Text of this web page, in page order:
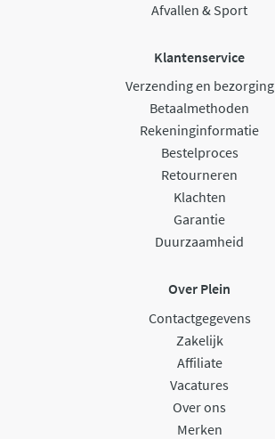
Afvallen & Sport
Klantenservice
Verzending en bezorging
Betaalmethoden
Rekeninginformatie
Bestelproces
Retourneren
Klachten
Garantie
Duurzaamheid
Over Plein
Contactgegevens
Zakelijk
Affiliate
Vacatures
Over ons
Merken